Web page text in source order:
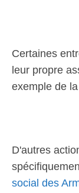
Certaines
leur propre
exemple de la
D'autres
social des